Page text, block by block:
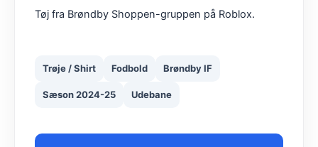
Tøj fra Brøndby Shoppen-gruppen på Roblox.
Trøje / Shirt Fodbold Brøndby IF
Sæson 2024-25 Udebane